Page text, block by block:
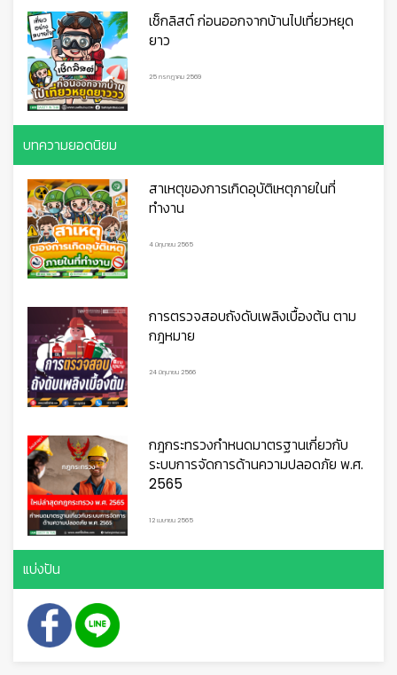
👷
👷‍♀
🦺
เช็กลิสต์ ก่อนออกจากบ้านไปเที่ยวหยุด
ยาว
25 กรกฎาคม 2569
บทความยอดนิยม
สาเหตุของการเกิดอุบัติเหตุภายในที่
ทำงาน
4 มิถุนายน 2565
การตรวจสอบถังดับเพลิงเบื้องต้น ตาม
กฎหมาย
24 มิถุนายน 2566
กฎกระทรวงกำหนดมาตรฐานเกี่ยวกับ
ระบบการจัดการด้านความปลอดภัย พ.ศ.
2565
12 เมษายน 2565
แบ่งปัน